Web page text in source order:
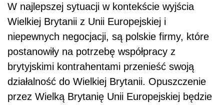
W najlepszej sytuacji w kontekście wyjścia
Wielkiej Brytanii z Unii Europejskiej i
niepewnych negocjacji, są polskie firmy, które
postanowiły na potrzebę współpracy z
brytyjskimi kontrahentami przenieść swoją
działalność do Wielkiej Brytanii. Opuszczenie
przez Wielką Brytanię Unii Europejskiej będzie